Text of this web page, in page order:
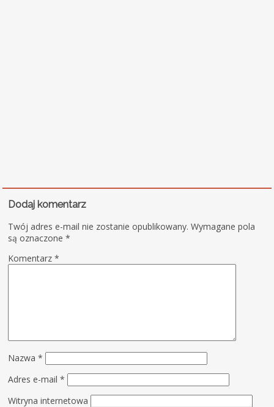
Dodaj komentarz
Twój adres e-mail nie zostanie opublikowany. Wymagane pola
są oznaczone*
Komentarz*
Nazwa*
Adres e-mail*
Witryna internetowa